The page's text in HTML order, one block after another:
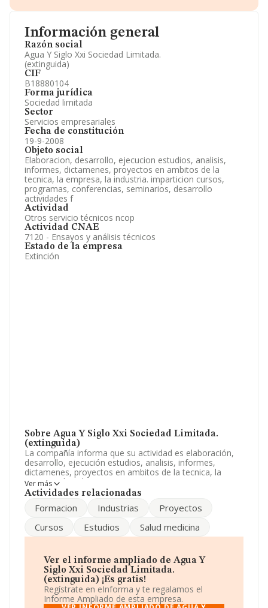
Información general
Razón social
Agua Y Siglo Xxi Sociedad Limitada.
(extinguida)
CIF
B18880104
Forma jurídica
Sociedad limitada
Sector
Servicios empresariales
Fecha de constitución
19-9-2008
Objeto social
Elaboracion, desarrollo, ejecucion estudios, analisis,
informes, dictamenes, proyectos en ambitos de la
tecnica, la empresa, la industria. imparticion cursos,
programas, conferencias, seminarios, desarrollo
actividades f
Actividad
Otros servicio técnicos ncop
Actividad CNAE
7120 - Ensayos y análisis técnicos
Estado de la empresa
Extinción
Sobre Agua Y Siglo Xxi Sociedad Limitada.
(extinguida)
La compañía informa que su actividad es elaboración,
desarrollo, ejecución estudios, analisis, informes,
dictamenes, proyectos en ambitos de la tecnica, la
empresa, la industria. imparticion cursos, programas,
conferencias, seminarios, desarrollo actividades f. La
Sociedad Limitada. Tiene CNAE: 7120 - 'Ensayos y
mercados exteriores.
(extinguida), con NIF B18880104, se encuentra en
Calle Las Mercedes núm. 2, (18009), en el municipio de
Granada, Andalucía.
En relación con el sector y disponiendo de los datos de
Ver más
Actividades relacionadas
Formacion Industrias
Proyectos
Cursos
Estudios Salud medicina
Ver el informe ampliado de Agua Y
Siglo Xxi Sociedad Limitada.
(extinguida) ¡Es gratis!
Regístrate en eInforma y te regalamos el
Informe Ampliado de esta empresa.
Accionistas.
Artículos de prensa publicados sobre la empresa.
Información oficial y registral complementaria.